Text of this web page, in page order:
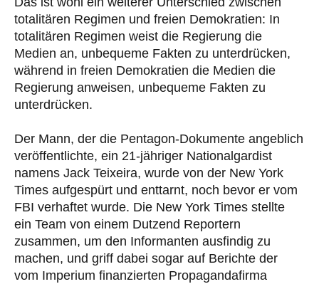
totalitären Regimen und freien Demokratien: In
totalitären Regimen weist die Regierung die
Medien an, unbequeme Fakten zu unterdrücken,
während in freien Demokratien die Medien die
Regierung anweisen, unbequeme Fakten zu
unterdrücken.
Der Mann, der die Pentagon-Dokumente angeblich
veröffentlichte, ein 21-jähriger Nationalgardist
namens Jack Teixeira, wurde von der New York
Times aufgespürt und enttarnt, noch bevor er vom
FBI verhaftet wurde. Die New York Times stellte
ein Team von einem Dutzend Reportern
zusammen, um den Informanten ausfindig zu
machen, und griff dabei sogar auf Berichte der
vom Imperium finanzierten Propagandafirma